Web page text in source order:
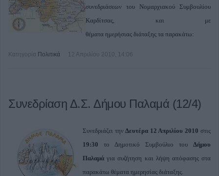
συνεδριάσεων του Νομαρχιακού Συμβουλίου
Καρδίτσας, και με
θέματα ημερήσιας διάταξης τα παρακάτω:
Κατηγορία Πολιτικά 12 Απριλίου 2010, 14:06
Συνεδρίαση Δ.Σ. Δήμου Παλαμά (12/4)
Συνεδριάζει τηνΔευτέρα 12 Απριλίου 2010 στις
19:30 το Δημοτικό Συμβούλιο του Δήμου
Παλαμάγια συζήτηση και λήψη απόφασης στα
παρακάτω θέματα ημερησίας διάταξης.